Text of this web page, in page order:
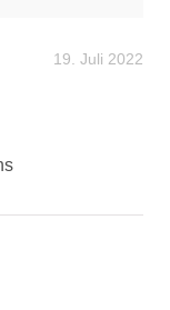
19. Juli 2022